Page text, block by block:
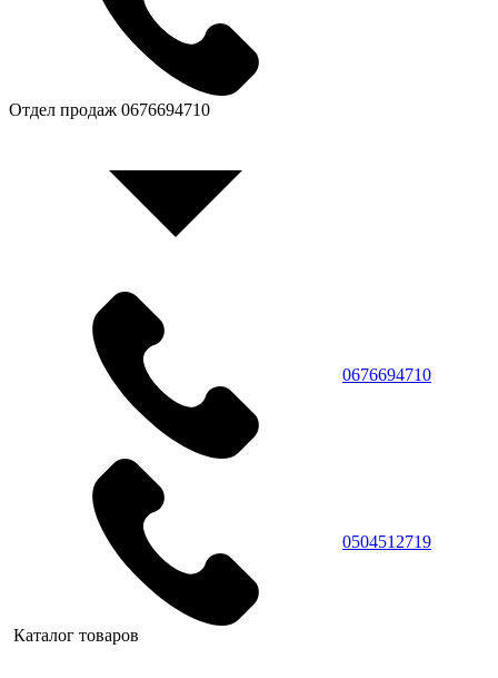
Отдел продаж 0676694710
0676694710
0504512719
Каталог товаров